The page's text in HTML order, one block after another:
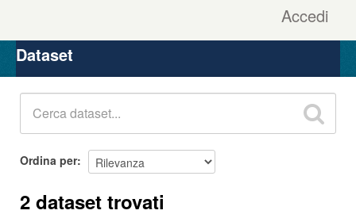
Accedi
Organizzazioni
Gruppi
Dataset
Ordina per
2 dataset trovati